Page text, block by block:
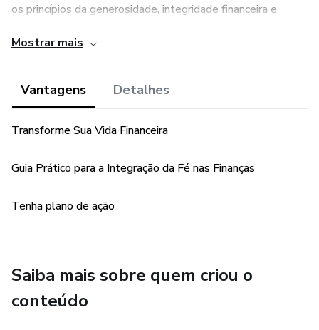
os princípios da generosidade, integridade financeira e
oportunidades, este eBook é mais do que um guia; é um
mapa para uma vida verdadeiramente abençoada. Ao seguir
capacitado a viver uma vida financeira rica em significado,
oportunidade de dar o primeiro passo em direção a uma
agora o eBook "Vivendo uma Vida Abençoada: Estratégias
Mostrar mais
Vantagens Detalhes
Transforme Sua Vida Financeira
Guia Prático para a Integração da Fé nas Finanças
Tenha plano de ação
Saiba mais sobre quem criou o
conteúdo